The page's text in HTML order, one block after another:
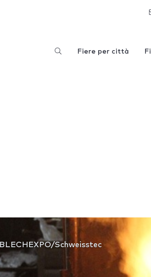
Fiere per città
BLECHEXPO/Schweisstec